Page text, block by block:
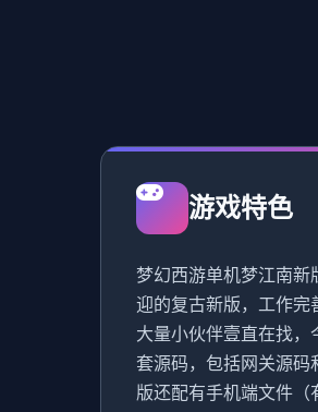
游戏特色
梦幻西游单机梦江南新
迎的复古新版，工作完
大量小伙伴壹直在找，
套源码，包括网关源码
版还配有手机端文件（